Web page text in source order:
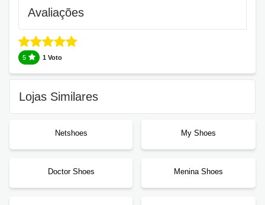
Avaliações
5 1 Voto
Lojas Similares
Netshoes My Shoes
Doctor Shoes Menina Shoes